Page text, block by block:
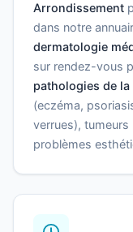
Arrondissement
dans notre
dermatologie
sur rendez-vous
pathologies de la
(eczéma,
verrues), tumeurs
problèmes